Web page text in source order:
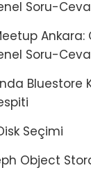
Soru-
Ankara:
Soru-
Bluestore
Seçimi
Object